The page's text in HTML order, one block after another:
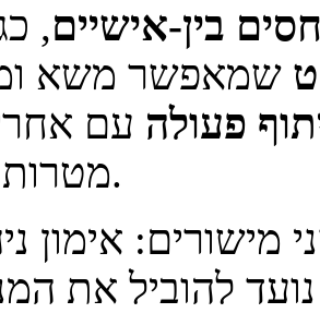
בין-אישיים,
שמאפשר משא
פעולה עם
מטרות משותפות.
נועד להוביל את